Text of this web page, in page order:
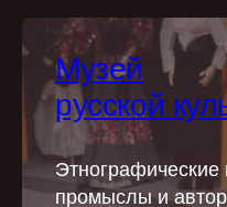
Музей
русской
промыслы и